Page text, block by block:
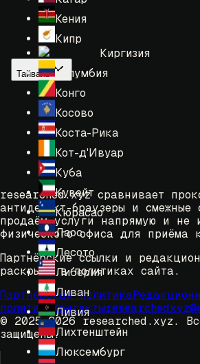
Кения
Кипр
Киргизия
Колумбия
Конго
Косово
Коста-Рика
Кот-д'Ивуар
Куба
Кувейт
Кюрасао
Лаос
Лесото
Либерия
Ливан
Ливия
Лихтенштейн
Люксембург
Тайвань
researched.xyz сравнивает
антидетект-браузеры и
продаём услуги напрямую и не
физического офиса для приёма
Партнёрские ссылки и
раскрыты в политиках сайта.
Партнёрская политика
политикаКонтакты
© 2025-2026 researched.xyz.
защищены.